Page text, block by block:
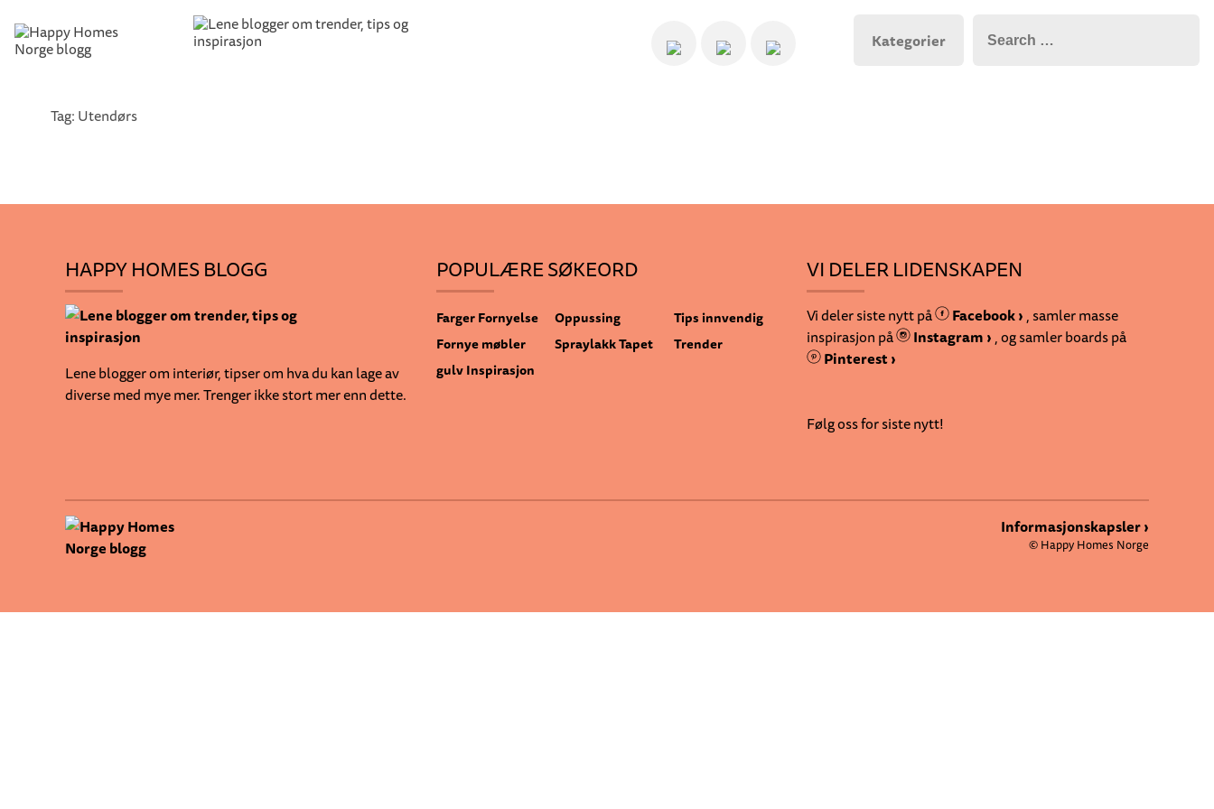
Kategorier
Tag: Utendørs
HAPPY HOMES BLOGG
Lene blogger om interiør, tipser om hva du kan lage av
diverse med mye mer. Trenger ikke stort mer enn dette.
POPULÆRE SØKEORD
FargerFornyelse
Fornye møbler
gulvInspirasjon
Oppussing
SpraylakkTapet
Tips innvendig
Trender
VI DELER LIDENSKAPEN
Vi deler siste nytt på Facebook ›, samler masse
inspirasjon på
Instagram ›, og samler boards på
Pinterest ›
Følg oss for siste nytt!
Informasjonskapsler ›
© Happy Homes Norge